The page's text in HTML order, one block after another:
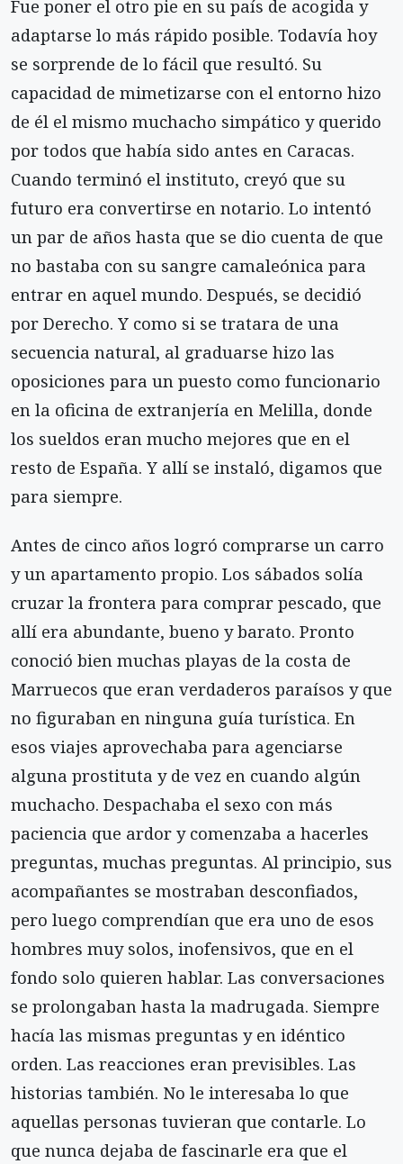
Fue poner el otro pie en su país de acogida y
adaptarse lo más rápido posible. Todavía hoy
se sorprende de lo fácil que resultó. Su
capacidad de mimetizarse con el entorno hizo
de él el mismo muchacho simpático y querido
por todos que había sido antes en Caracas.
Cuando terminó el instituto, creyó que su
futuro era convertirse en notario. Lo intentó
un par de años hasta que se dio cuenta de que
no bastaba con su sangre camaleónica para
entrar en aquel mundo. Después, se decidió
por Derecho. Y como si se tratara de una
secuencia natural, al graduarse hizo las
oposiciones para un puesto como funcionario
en la oficina de extranjería en Melilla, donde
los sueldos eran mucho mejores que en el
resto de España. Y allí se instaló, digamos que
para siempre.
Antes de cinco años logró comprarse un carro
y un apartamento propio. Los sábados solía
cruzar la frontera para comprar pescado, que
allí era abundante, bueno y barato. Pronto
conoció bien muchas playas de la costa de
Marruecos que eran verdaderos paraísos y que
no figuraban en ninguna guía turística. En
esos viajes aprovechaba para agenciarse
alguna prostituta y de vez en cuando algún
muchacho. Despachaba el sexo con más
paciencia que ardor y comenzaba a hacerles
preguntas, muchas preguntas. Al principio, sus
acompañantes se mostraban desconfiados,
pero luego comprendían que era uno de esos
hombres muy solos, inofensivos, que en el
fondo solo quieren hablar. Las conversaciones
se prolongaban hasta la madrugada. Siempre
hacía las mismas preguntas y en idéntico
orden. Las reacciones eran previsibles. Las
historias también. No le interesaba lo que
aquellas personas tuvieran que contarle. Lo
que nunca dejaba de fascinarle era que el